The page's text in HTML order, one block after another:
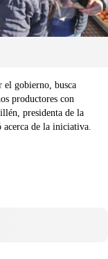
el gobierno, busca
productores con
presidenta de la
de la iniciativa.